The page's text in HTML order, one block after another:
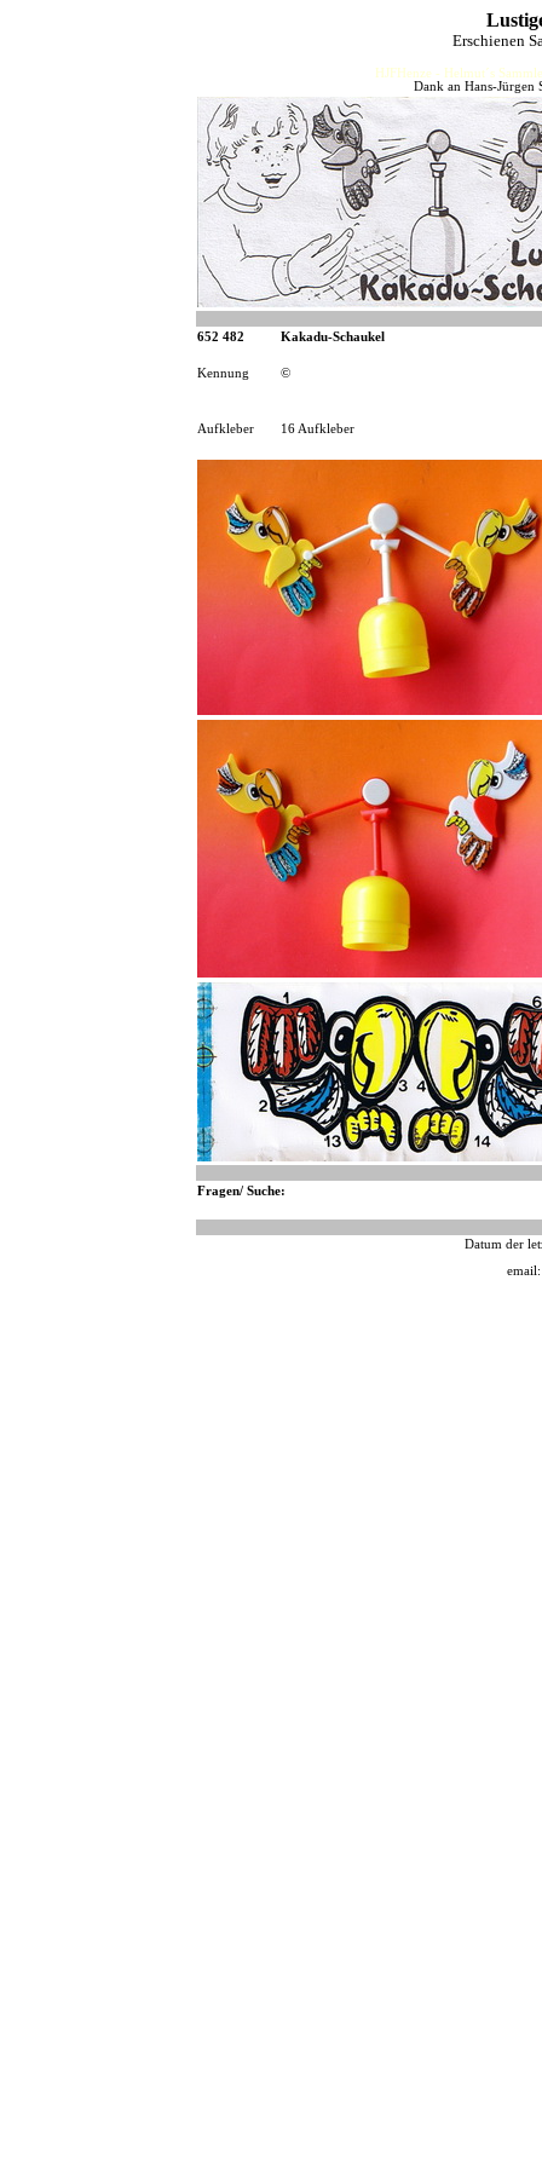
Erschienen
HJFHenze - Helmut´s
Dank an Hans-Jürgen
652 482 Kakadu-Schaukel
Kennung ©
Aufkleber 16 Aufkleber
Fragen/ Suche:
Datum der